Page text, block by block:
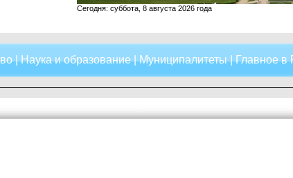
Сегодня: суббота, 8 августа 2026 года
|Наука и образование|Муниципалитеты|Главное в